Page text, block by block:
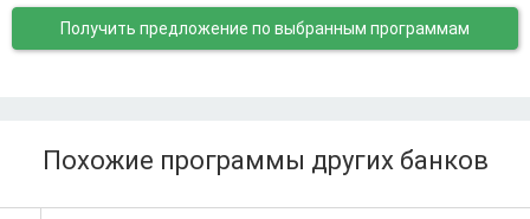
Получить предложение по выбранным программам
Похожие программы других банков